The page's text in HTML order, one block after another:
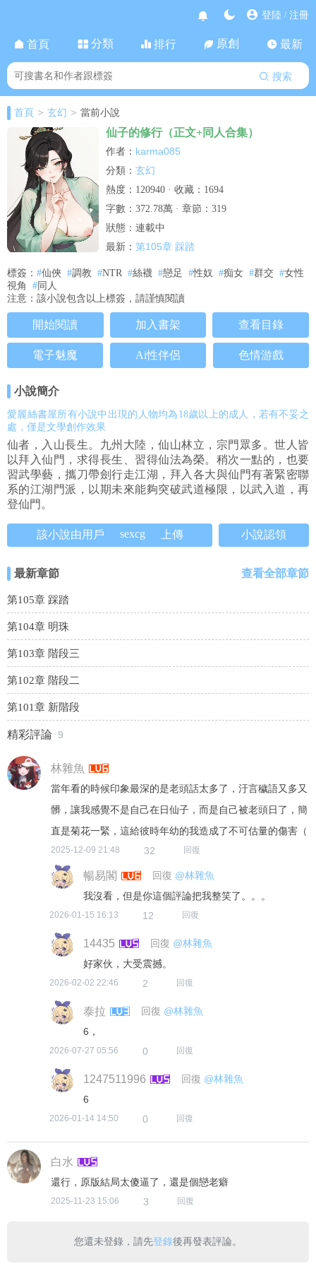
登陸 / 注冊
首頁 分類 排行 原創 最新
搜索
首頁 > 玄幻 > 當前小說
仙子的修行（正文+同人合集）
作者： karma085
分類： 玄幻
熱度：120940 · 收藏：1694
字數：372.78萬 · 章節：319
狀態：連載中
最新： 第105章 踩踏
標簽： #仙俠 #調教 #NTR #絲襪 #戀足 #性奴 #痴女 #群交 #女性
視角
# 同人
注意：該小說包含以上標簽，請謹慎閱讀
開始閱讀 加入書架 查看目錄
電子魅魔 Ai性伴侶 色情游戲
小說簡介
愛麗絲書屋所有小說中出現的人物均為18歲以上的成人，若有不妥之
處，僅是文學創作效果
仙者，入山長生。九州大陸，仙山林立，宗門眾多。世人皆
以拜入仙門，求得長生、習得仙法為榮。稍次一點的，也要
習武學藝，攜刀帶劍行走江湖，拜入各大與仙門有著緊密聯
系的江湖門派，以期未來能夠突破武道極限，以武入道，再
登仙門。
該小說由用戶 sexcg 上傳 小說認領
最新章節 查看全部章節
第105章 踩踏
第104章 明珠
第103章 階段三
第102章 階段二
第101章 新階段
您還未登錄，請先登錄後再發表評論。